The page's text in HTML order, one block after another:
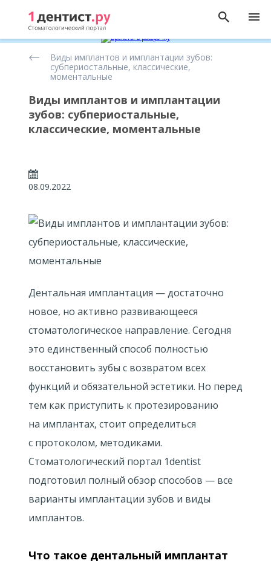
имплантации
Виды имплантов и имплантации зубов:
субпериостальные, классические,
моментальные
Виды имплантов и имплантации
зубов: субпериостальные,
классические, моментальные
08.09.2022
Дентальная имплантация — достаточно
новое, но активно развивающееся
стоматологическое направление. Сегодня
это единственный способ полностью
восстановить зубы с возвратом всех
функций и обязательной эстетики. Но перед
тем как приступить к протезированию
на имплантах, стоит определиться
с протоколом, методиками.
Стоматологический портал 1dentist
подготовил полный обзор способов — все
варианты имплантации зубов и виды
имплантов.
Что такое дентальный имплантат